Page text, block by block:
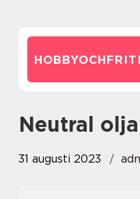
neutral
31 augusti 2023